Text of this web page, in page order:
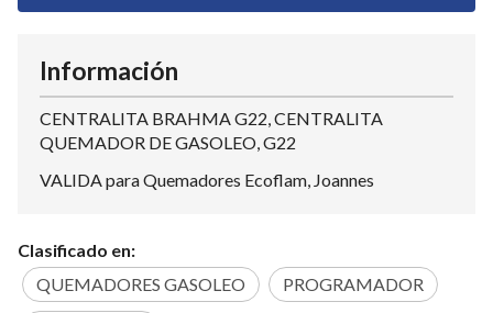
Información
CENTRALITA BRAHMA G22, CENTRALITA
QUEMADOR DE GASOLEO, G22
VALIDA para Quemadores Ecoflam, Joannes
Clasificado en:
QUEMADORES GASOLEO
PROGRAMADOR